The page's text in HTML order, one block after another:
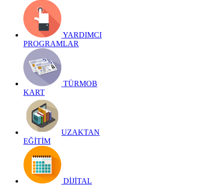
YARDIMCI
PROGRAMLAR
TÜRMOB
KART
UZAKTAN
EĞİTİM
DİJİTAL